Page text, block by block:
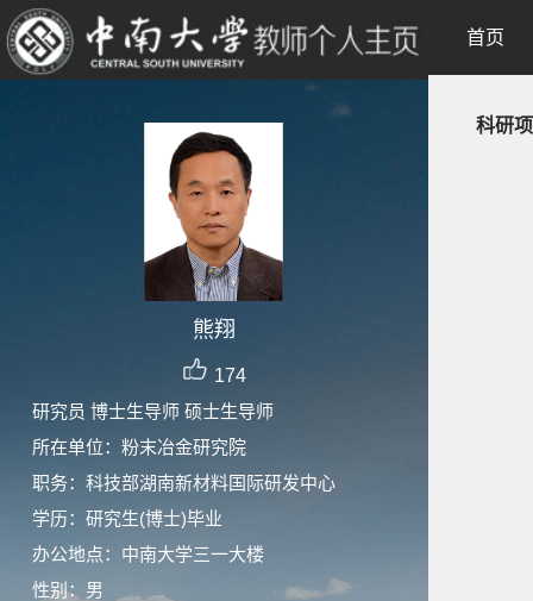
熊翔
174
研究员 博士生导师 硕士生导师
所在单位：粉末冶金研究院
职务：科技部湖南新材料国际研发中心
学历：研究生(博士)毕业
办公地点：中南大学三一大楼
性别：男
首页
科研